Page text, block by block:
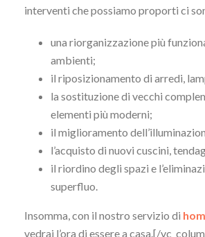
interventi che possiamo proporti ci
una riorganizzazione più
ambienti;
il riposizionamento di arredi,
la sostituzione di vecchi
elementi più moderni;
il miglioramento
l’acquisto di nuovi cuscini,
il riordino degli spazi e
superfluo.
Insomma, con il nostro servizio di
vedrai l’ora di essere a casa.[/